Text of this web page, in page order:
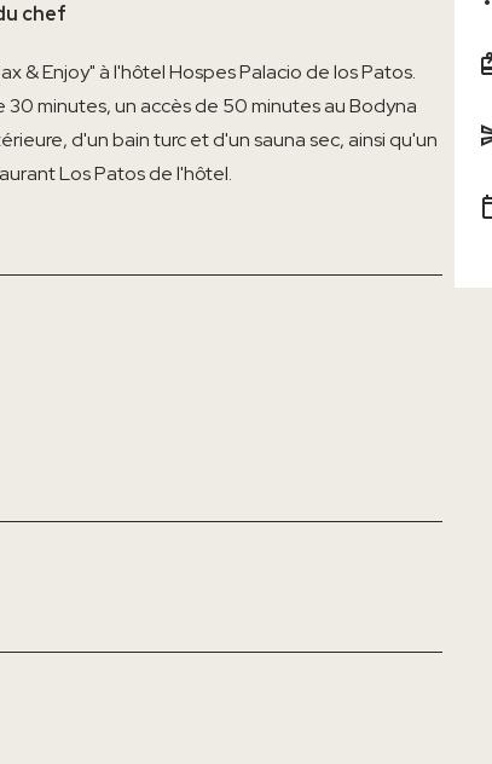
chef
& Enjoy" à l'hôtel Hospes Palacio de los Patos.
minutes, un accès de 50 minutes au Bodyna
d'un bain turc et d'un sauna sec, ainsi qu'un
Los Patos de l'hôtel.